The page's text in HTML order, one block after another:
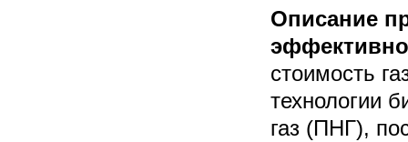
Описание
стоимость
технологии
газ (ПНГ),